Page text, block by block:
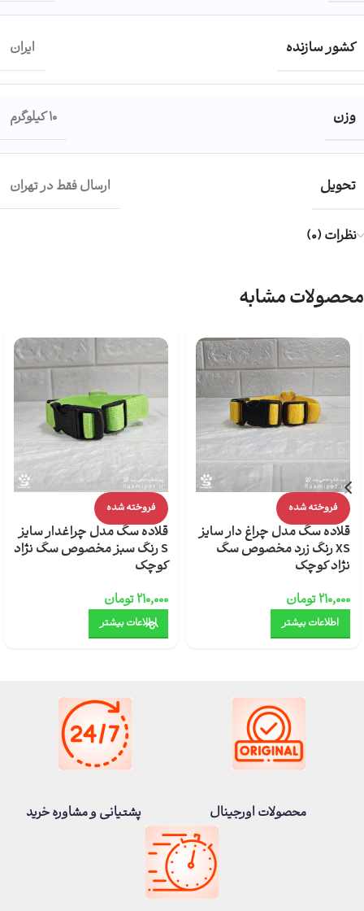
کشور سازنده ایران
وزن 10 کیلوگرم
تحویل ارسال فقط در تهران
نظرات (0)
محصولات مشابه
فروخته شده
قلاده سگ مدل چراغ دار سایز
XS رنگ زرد مخصوص سگ
نژاد کوچک
۲۱۰,۰۰۰تومان
اطلاعات بیشتر
فروخته شده
قلاده سگ مدل چراغدار سایز
S رنگ سبز مخصوص سگ نژاد
کوچک
۲۱۰,۰۰۰تومان
اطلاعات بیشتر
محصولات اورجینال پشتیانی و مشاوره خرید